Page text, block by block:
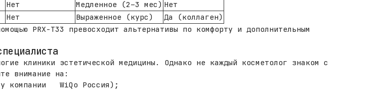
Нет Медленное (2–3 мес) Нет
Нет Выраженное (курс)
Да (коллаген)
PRX-T33 превосходит альтернативы по комфорту и дополнительным
клиники эстетической медицины. Однако не каждый косметолог знаком с
внимание на:
у компании WiQo Россия);